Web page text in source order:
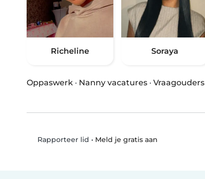
Richeline Soraya
Oppaswerk · Nanny vacatures · Vraagouders
Rapporteer lid • Meld je gratis aan